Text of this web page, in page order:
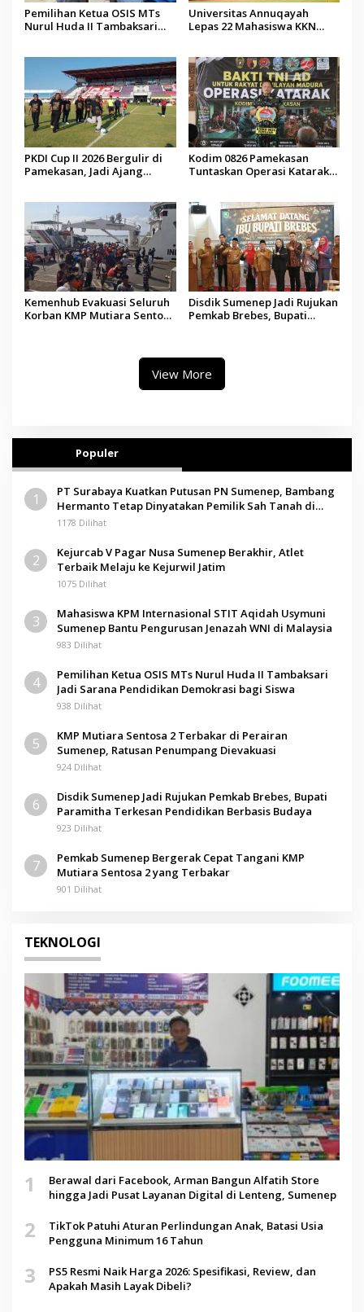
Pemilihan Ketua OSIS MTs
Nurul Huda II Tambaksari
Universitas Annuqayah
Lepas 22 Mahasiswa KKN
PKDI Cup II 2026 Bergulir di
Pamekasan, Jadi Ajang
Kodim 0826 Pamekasan
Tuntaskan Operasi Katarak
Kemenhub Evakuasi Seluruh
Korban KMP Mutiara Sentosa
Disdik Sumenep Jadi Rujukan
Pemkab Brebes, Bupati
View More
Populer
1
PT Surabaya Kuatkan Putusan PN Sumenep, Bambang
Hermanto Tetap Dinyatakan Pemilik Sah Tanah di
Pamolokan
1178 Dilihat
2
Kejurcab V Pagar Nusa Sumenep Berakhir, Atlet
Terbaik Melaju ke Kejurwil Jatim
1075 Dilihat
3
Mahasiswa KPM Internasional STIT Aqidah Usymuni
Sumenep Bantu Pengurusan Jenazah WNI di Malaysia
983 Dilihat
4
Pemilihan Ketua OSIS MTs Nurul Huda II Tambaksari
Jadi Sarana Pendidikan Demokrasi bagi Siswa
938 Dilihat
5
KMP Mutiara Sentosa 2 Terbakar di Perairan
Sumenep, Ratusan Penumpang Dievakuasi
924 Dilihat
6
Disdik Sumenep Jadi Rujukan Pemkab Brebes, Bupati
Paramitha Terkesan Pendidikan Berbasis Budaya
923 Dilihat
7
Pemkab Sumenep Bergerak Cepat Tangani KMP
Mutiara Sentosa 2 yang Terbakar
901 Dilihat
TEKNOLOGI
1
Berawal dari Facebook, Arman Bangun Alfatih Store
hingga Jadi Pusat Layanan Digital di Lenteng, Sumenep
2
TikTok Patuhi Aturan Perlindungan Anak, Batasi Usia
Pengguna Minimum 16 Tahun
3
PS5 Resmi Naik Harga 2026: Spesifikasi, Review, dan
Apakah Masih Layak Dibeli?